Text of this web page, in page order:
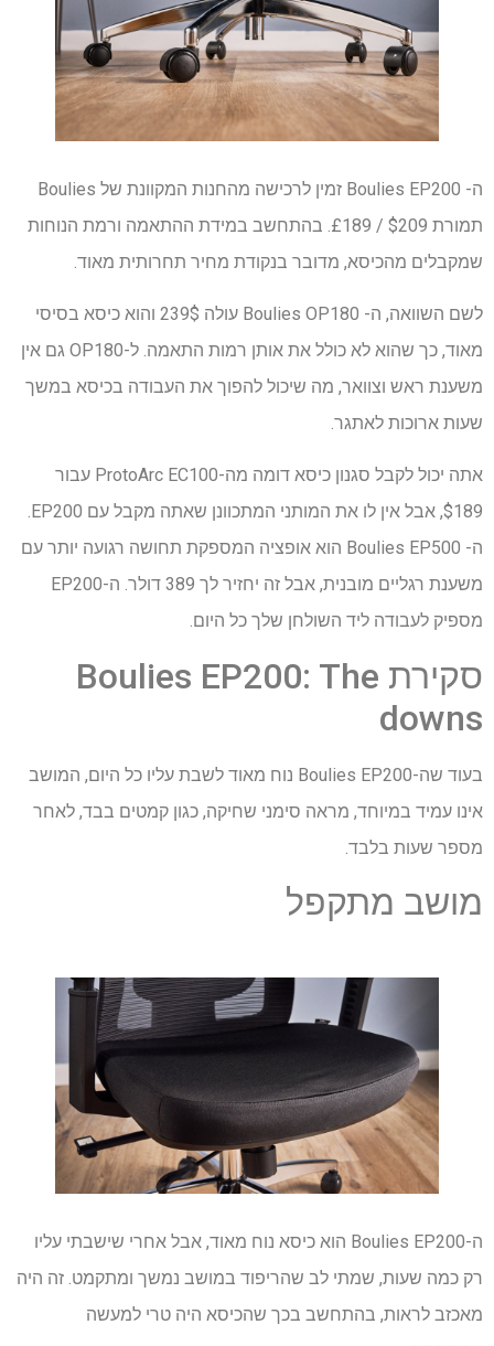
ה- Boulies EP200 זמין לרכישה מהחנות המקוונת של Boulies
תמורת $209 / £189. בהתחשב במידת ההתאמה ורמת הנוחות
שמקבלים מהכיסא, מדובר בנקודת מחיר תחרותית מאוד.
לשם השוואה, ה- Boulies OP180 עולה 239$ והוא כיסא בסיסי
מאוד, כך שהוא לא כולל את אותן רמות התאמה. ל-OP180 גם אין
משענת ראש וצוואר, מה שיכול להפוך את העבודה בכיסא במשך
שעות ארוכות לאתגר.
אתה יכול לקבל סגנון כיסא דומה מה-ProtoArc EC100 עבור
$189, אבל אין לו את המותני המתכוונן שאתה מקבל עם EP200.
ה- Boulies EP500 הוא אופציה המספקת תחושה רגועה יותר עם
משענת רגליים מובנית, אבל זה יחזיר לך 389 דולר. ה-EP200
מספיק לעבודה ליד השולחן שלך כל היום.
סקירת Boulies EP200: The
downs
בעוד שה-Boulies EP200 נוח מאוד לשבת עליו כל היום, המושב
אינו עמיד במיוחד, מראה סימני שחיקה, כגון קמטים בבד, לאחר
מספר שעות בלבד.
מושב מתקפל
ה-Boulies EP200 הוא כיסא נוח מאוד, אבל אחרי שישבתי עליו
רק כמה שעות, שמתי לב שהריפוד במושב נמשך ומתקמט. זה היה
מאכזב לראות, בהתחשב בכך שהכיסא היה טרי למעשה